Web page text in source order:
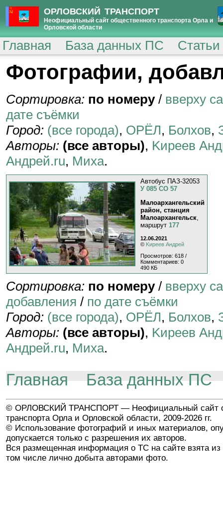
ОРЛОВСКИЙ ТРАНСПОРТ
Неофициальный сайт общественного транспорта Орла и
Орловской области
Главная База данных ПС
Фотографии,
Сортировка: по номеру/ вверху
дате съёмки
Город: (все города), ОРЁЛ, Болхов,
Авторы: (все авторы), Kиpeeв
Андрей.ru, Миха.
Автобус ПАЗ-32053
У 085 СО 57
Малоархангельский
район, станция
Малоархангельск,
маршрут 177
12.06.2021
© Kиpeeв Aндpeй
Просмотров: 618 /
Комментариев: 0
490 КБ
Сортировка: по номеру/ вверху
добавления / по дате съёмки
Город: (все города), ОРЁЛ, Болхов,
Авторы: (все авторы), Kиpeeв
Андрей.ru, Миха.
Главная База данных ПС
© ОРЛОВСКИЙ ТРАНСПОРТ — Неофициальный сайт
транспорта Орла и Орловской области, 2009-2026 гг.
© Использование фотографий и иных материалов,
допускается только с разрешения их авторов.
Вся размещенная информация о ТС на сайте взята из
том числе лично добыта авторами фото.